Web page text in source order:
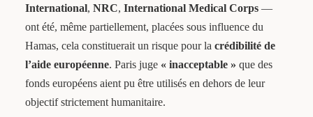
International, NRC, International Medical Corps—
ont été, même partiellement, placées sous influence du
Hamas, cela constituerait un risque pour la crédibilité de
l’aide européenne. Paris juge « inacceptable » que des
fonds européens aient pu être utilisés en dehors de leur
objectif strictement humanitaire.